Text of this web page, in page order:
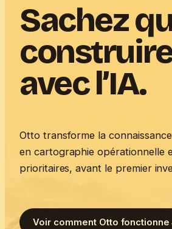
Sachez
avec l’IA.
Otto transforme la
en cartographie opérationnelle
prioritaires, avant le premier
Voir comment Otto fonctionne